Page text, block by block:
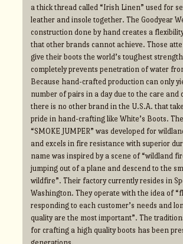
a thick thread called “Irish Linen” used for
leather and insole together. The Goodyear
construction done by hand creates a
that other brands cannot achieve. Those
give their boots the world’s toughest
completely prevents penetration of water
Because hand-crafted production can only
number of pairs in a day due to the care and
there is no other brand in the U.S.A. that
pride in hand-crafting like White’s Boots.
“SMOKE JUMPER” was developed for
and excels in fire resistance with superior
name was inspired by a scene of “wildland
jumping out of a plane and descend to the
wildfire”. Their factory currently resides in
Washington. They operate with the idea of
responding to each customer’s needs and
quality are the most important”. The
for crafting a high quality boots has been